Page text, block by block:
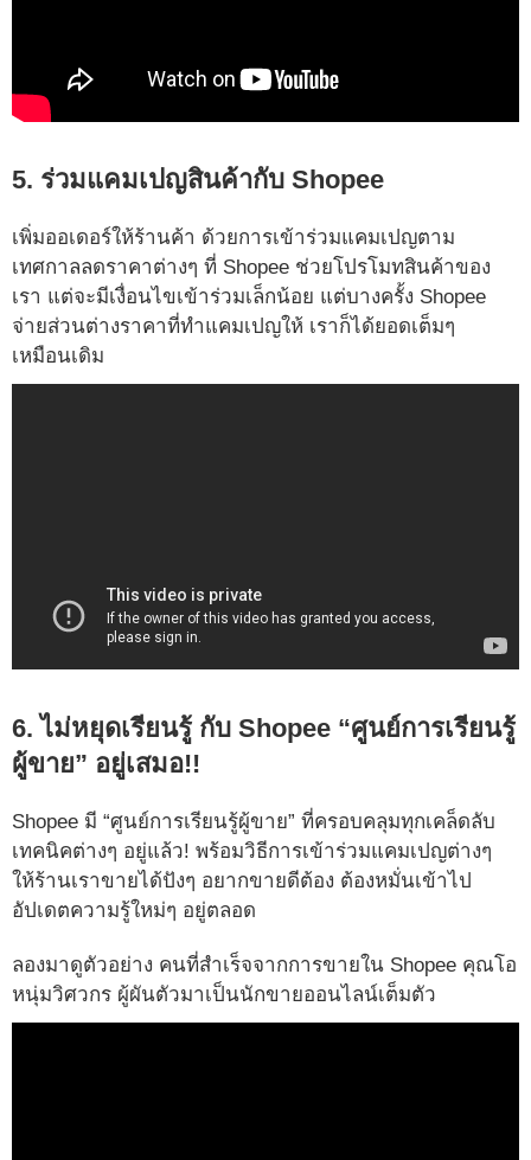
5. ร่วมแคมเปญสินค้ากับ Shopee
เพิ่มออเดอร์ให้ร้านค้า ด้วยการเข้าร่วมแคมเปญตาม
เทศกาลลดราคาต่างๆ ที่ Shopee ช่วยโปรโมทสินค้าของ
เรา แต่จะมีเงื่อนไขเข้าร่วมเล็กน้อย แต่บางครั้ง Shopee
จ่ายส่วนต่างราคาที่ทำแคมเปญให้ เราก็ได้ยอดเต็มๆ
เหมือนเดิม
6. ไม่หยุดเรียนรู้ กับ Shopee “ศูนย์การเรียนรู้
ผู้ขาย” อยู่เสมอ!!
Shopee มี “ศูนย์การเรียนรู้ผู้ขาย” ที่ครอบคลุมทุกเคล็ดลับ
เทคนิคต่างๆ อยู่แล้ว! พร้อมวิธีการเข้าร่วมแคมเปญต่างๆ
ให้ร้านเราขายได้ปังๆ อยากขายดีต้อง ต้องหมั่นเข้าไป
อัปเดตความรู้ใหม่ๆ อยู่ตลอด
ลองมาดูตัวอย่าง คนที่สำเร็จจากการขายใน Shopee คุณโอ
หนุ่มวิศวกร ผู้ผันตัวมาเป็นนักขายออนไลน์เต็มตัว